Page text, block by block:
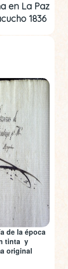
en La Paz
1836
de la época
tinta y
original